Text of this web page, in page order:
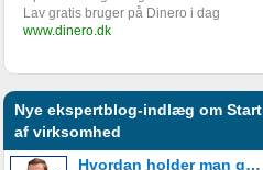
Lav gratis bruger på Dinero i dag
www.dinero.dk
Nye ekspertblog-indlæg om Start
af virksomhed
Hvordan holder man gejsten oppe som ny iværksætter?